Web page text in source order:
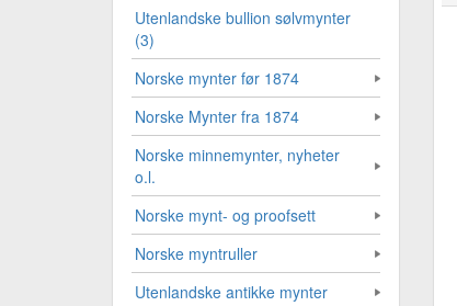
Utenlandske bullion sølvmynter
(3)
Norske mynter før 1874
Norske Mynter fra 1874
Norske minnemynter, nyheter
o.l.
Norske mynt- og proofsett
Norske myntruller
Utenlandske antikke mynter